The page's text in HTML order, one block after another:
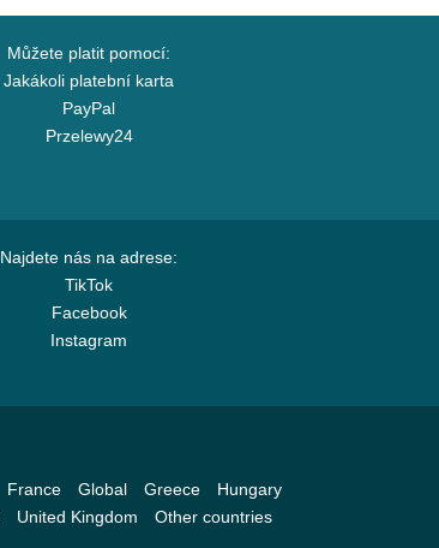
Můžete platit pomocí:
Jakákoli platební karta
PayPal
Przelewy24
Najdete nás na adrese:
TikTok
Facebook
Instagram
France Global Greece
Hungary
United Kingdom Other countries